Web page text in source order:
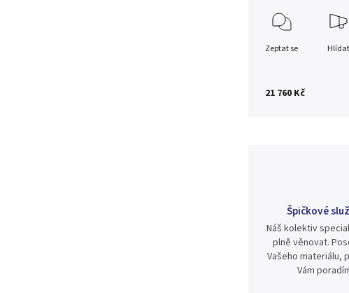
21 760 Kč
Zeptat se Hlídat
Špičkové
Náš kolektiv
plně věnovat.
Vašeho materiálu,
Vám